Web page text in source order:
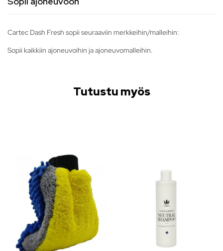
Cartec Dash Fresh sopii seuraaviin merkkeihin/malleihin:
Sopii kaikkiin ajoneuvoihin ja ajoneuvomalleihin.
Tutustu myös